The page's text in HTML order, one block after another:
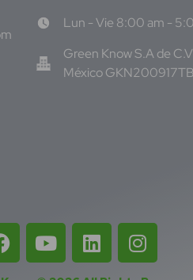
Lun - Vie 8:00 am -
Green Know S.A de
México